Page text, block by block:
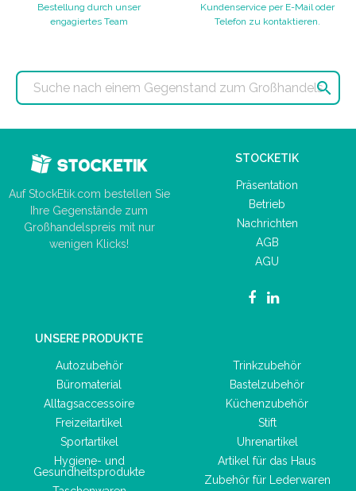
Bestellung durch unser
engagiertes Team
Kundenservice per E-Mail oder
Telefon zu kontaktieren.

Auf StockEtik.com bestellen Sie
Ihre Gegenstände zum
Großhandelspreis mit nur
wenigen Klicks!
STOCKETIK
Präsentation
Betrieb
Nachrichten
AGB
AGU
UNSERE PRODUKTE
Autozubehör
Büromaterial
Alltagsaccessoire
Freizeitartikel
Sportartikel
Hygiene- und
Gesundheitsprodukte
Trinkzubehör
Bastelzubehör
Küchenzubehör
Stift
Uhrenartikel
Artikel für das Haus
Zubehör für Lederwaren